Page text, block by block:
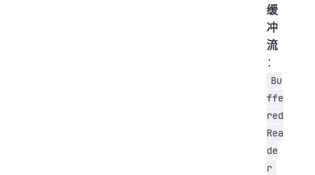
缓
冲
流
：
Bu
ffe
red
Rea
de
r